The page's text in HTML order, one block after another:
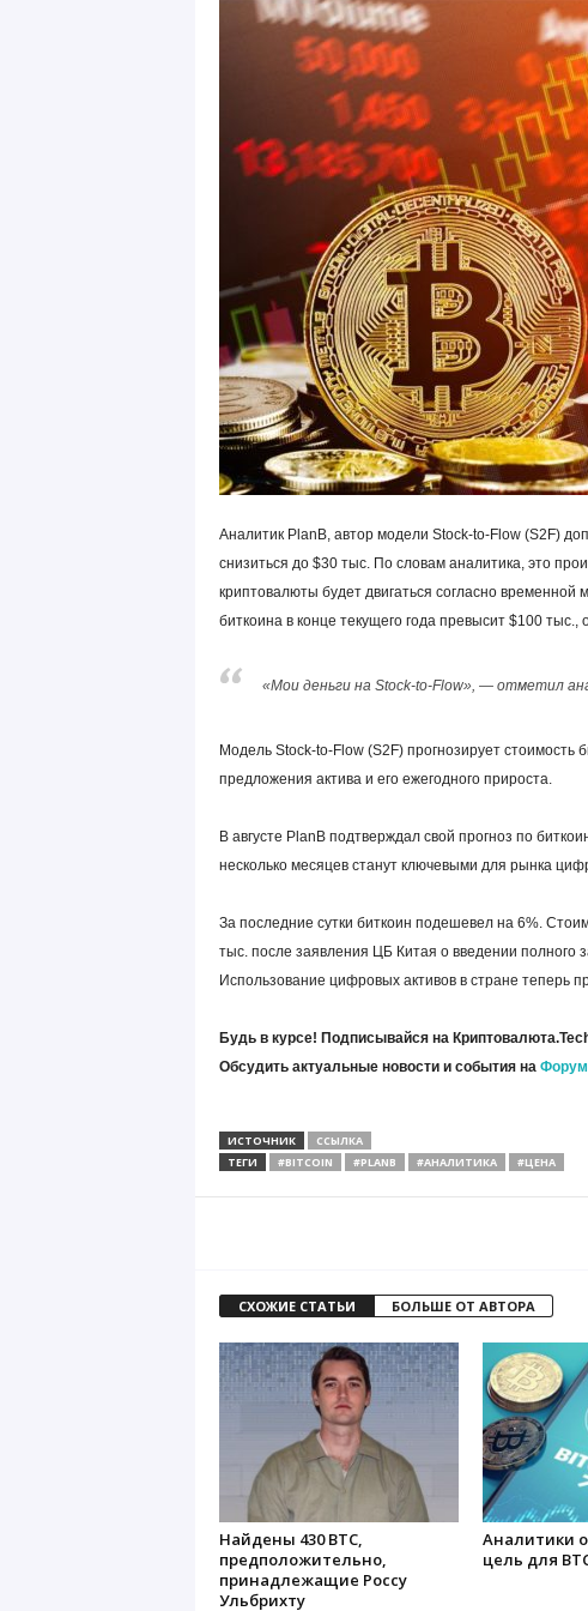
Аналитик PlanB, автор модели Stock-to-Flow (S2F)
снизиться до $30 тыс. По словам аналитика, это
криптовалюты будет двигаться согласно
биткоина в конце текущего года превысит $100
«Мои деньги на Stock-to-Flow», — отметил
Модель Stock-to-Flow (S2F) прогнозирует стоимость
предложения актива и его ежегодного прироста.
В августе PlanB подтверждал свой прогноз по
несколько месяцев станут ключевыми для рынка
За последние сутки биткоин подешевел на 6%.
тыс. после заявления ЦБ Китая о введении полного
Использование цифровых активов в стране теперь
Будь в курсе! Подписывайся на
Обсудить актуальные новости и события на
ИСТОЧНИК
ССЫЛКА
ТЕГИ
#BITCOIN #PLANB #АНАЛИТИКА #ЦЕНА
СХОЖИЕ СТАТЬИ БОЛЬШЕ ОТ АВТОРА
Найдены 430 BTC,
предположительно,
принадлежащие Россу
Ульбрихту
Аналитики
цель для